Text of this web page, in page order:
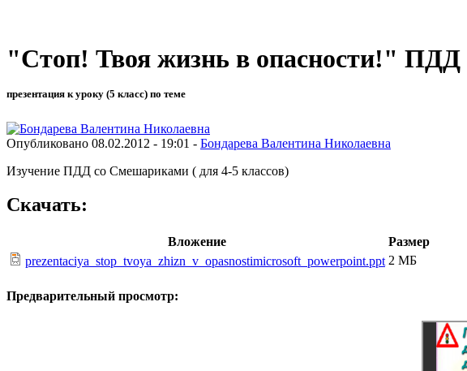
"Стоп! Твоя жизнь в опасности!" ПДД
презентация к уроку (5 класс) по теме
Опубликовано 08.02.2012 - 19:01 - Бондарева Валентина Николаевна
Изучение ПДД со Смешариками ( для 4-5 классов)
Скачать:
Вложение
Размер
prezentaciya_stop_tvoya_zhizn_v_opasnostimicrosoft_powerpoint.ppt 2 МБ
Предварительный просмотр: